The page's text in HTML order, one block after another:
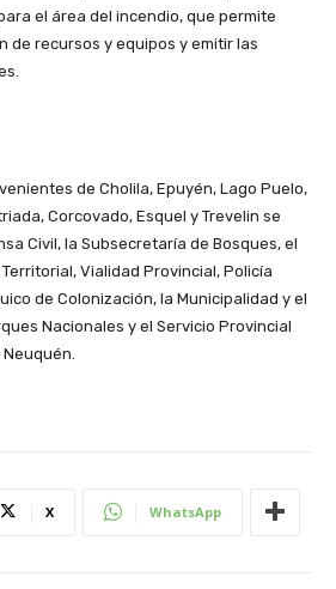
el área del incendio, que permite
de recursos y equipos y emitir las
de Cholila, Epuyén, Lago Puelo,
Corcovado, Esquel y Trevelin se
Civil, la Subsecretaría de Bosques, el
Vialidad Provincial, Policía
de Colonización, la Municipalidad y el
Nacionales y el Servicio Provincial
X WhatsApp